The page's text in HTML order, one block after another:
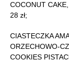
COCONUT
28 zł;
CIASTECZKA
ORZECHOWO-
COOKIES